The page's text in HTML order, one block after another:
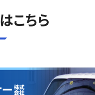
こちら